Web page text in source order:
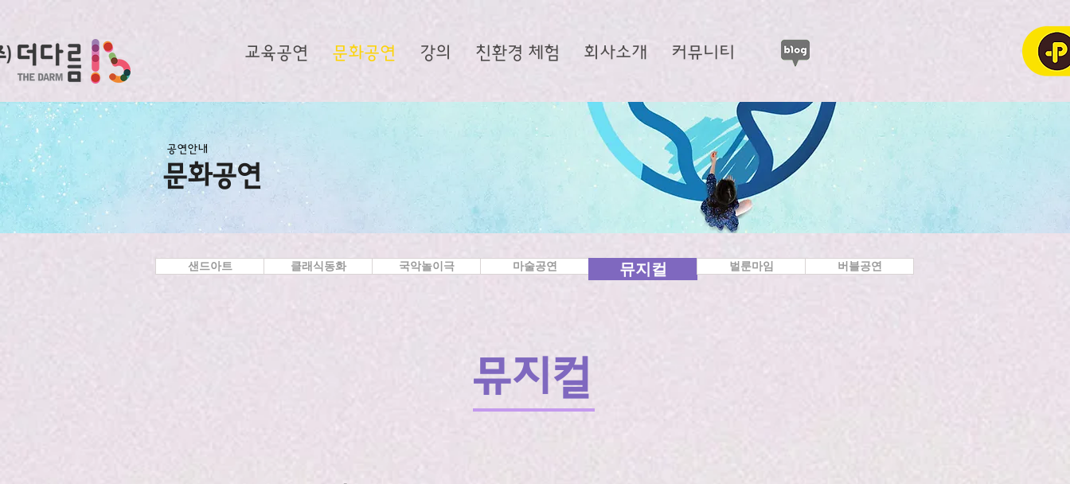
교육공연 문화공연 강의 친환경 체험 회사소개 커뮤니티
공연안내
문화공연
샌드아트 클래식동화 국악놀이극 마술공연 뮤지컬 벌룬마임 버블공연
​뮤지컬